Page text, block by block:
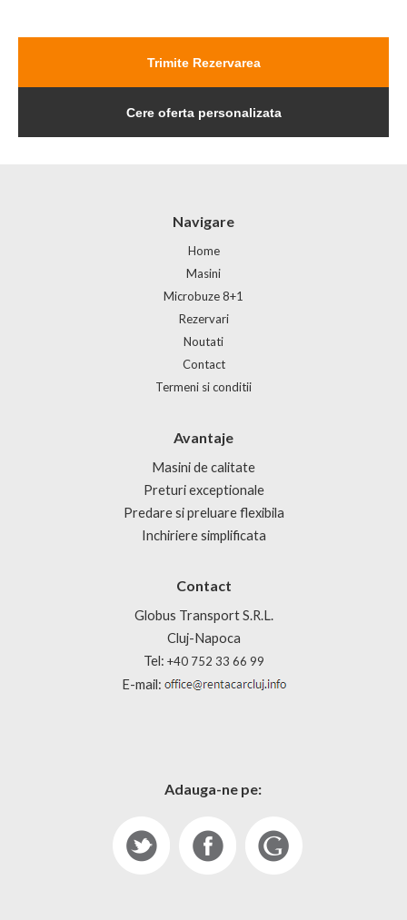
Navigare
Home
Masini
Microbuze 8+1
Rezervari
Noutati
Contact
Termeni si conditii
Avantaje
Masini de calitate
Preturi exceptionale
Predare si preluare flexibila
Inchiriere simplificata
Contact
Globus Transport S.R.L.
Cluj-Napoca
Tel: +40 752 33 66 99
E-mail:
Adauga-ne pe: